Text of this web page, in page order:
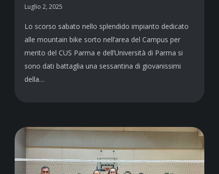
Luglio 2, 2025
Lo scorso sabato nello splendido impianto dedicato
alle mountain bike sorto nell’area del Campus per
merito del CUS Parma e dell’Università di Parma si
sono dati battaglia una sessantina di giovanissimi
della…